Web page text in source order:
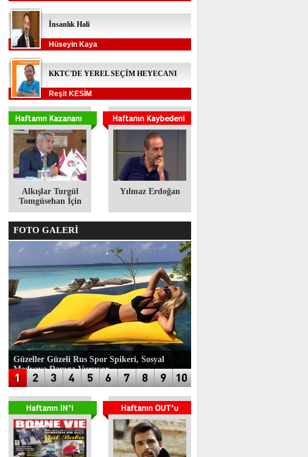
İnsanlık Hali
Hüseyin Kaya
KKTC'DE YEREL SEÇİM HEYECANI
Reşit KESİM
Alkışlar Turgül
Tomgüsehan İçin
Yılmaz Erdoğan
FOTO GALERİ
Güzeller Güzeli Rus Spor Spikeri, Sosyal
Medyaya Damga Vuruyor